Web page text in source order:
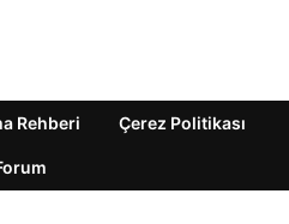
Rehberi Çerez Politikası